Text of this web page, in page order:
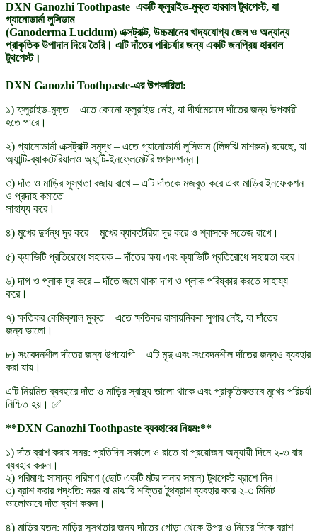
DXN Ganozhi Toothpaste একটি ফ্লুরাইড-মুক্ত হারবাল টুথপেস্ট, যা
গ্যানোডার্মা লুসিডাম
(Ganoderma Lucidum) এক্সট্রাক্ট, উচ্চমানের খাদ্যযোগ্য জেল ও অন্যান্য
প্রাকৃতিক উপাদান দিয়ে তৈরি। এটি দাঁতের পরিচর্যার জন্য একটি জনপ্রিয় হারবাল
টুথপেস্ট।
DXN Ganozhi Toothpaste-এর উপকারিতা:
১) ফ্লুরাইড-মুক্ত – এতে কোনো ফ্লুরাইড নেই, যা দীর্ঘমেয়াদে দাঁতের জন্য উপকারী
হতে পারে।
২) গ্যানোডার্মা এক্সট্রাক্ট সমৃদ্ধ – এতে গ্যানোডার্মা লুসিডাম (লিঙ্গঝি মাশরুম) রয়েছে, যা
অ্যান্টি-ব্যাকটেরিয়ালও অ্যান্টি-ইনফ্লেমেটরি গুণসম্পন্ন।
৩) দাঁত ও মাড়ির সুস্থতা বজায় রাখে – এটি দাঁতকে মজবুত করে এবং মাড়ির ইনফেকশন
ও প্রদাহ কমাতে
সাহায্য করে।
৪) মুখের দুর্গন্ধ দূর করে – মুখের ব্যাকটেরিয়া দূর করে ও শ্বাসকে সতেজ রাখে।
৫) ক্যাভিটি প্রতিরোধে সহায়ক – দাঁতের ক্ষয় এবং ক্যাভিটি প্রতিরোধে সহায়তা করে।
৬) দাগ ও প্লাক দূর করে – দাঁতে জমে থাকা দাগ ও প্লাক পরিষ্কার করতে সাহায্য
করে।
৭) ক্ষতিকর কেমিক্যাল মুক্ত – এতে ক্ষতিকর রাসায়নিকবা সুগার নেই, যা দাঁতের
জন্য ভালো।
৮) সংবেদনশীল দাঁতের জন্য উপযোগী – এটি মৃদু এবং সংবেদনশীল দাঁতের জন্যও ব্যবহার
করা যায়।
এটি নিয়মিত ব্যবহারে দাঁত ও মাড়ির স্বাস্থ্য ভালো থাকে এবং প্রাকৃতিকভাবে মুখের পরিচর্যা
নিশ্চিত হয়। ✅
**DXN Ganozhi Toothpaste ব্যবহারের নিয়ম:**
১) দাঁত ব্রাশ করার সময়: প্রতিদিন সকালে ও রাতে বা প্রয়োজন অনুযায়ী দিনে ২-৩ বার
ব্যবহার করুন।
২) পরিমাণ: সামান্য পরিমাণ (ছোট একটি মটর দানার সমান) টুথপেস্ট ব্রাশে নিন।
৩) ব্রাশ করার পদ্ধতি: নরম বা মাঝারি শক্তির টুথব্রাশ ব্যবহার করে ২-৩ মিনিট
ভালোভাবে দাঁত ব্রাশ করুন।
৪) মাড়ির যত্ন: মাড়ির সুস্থতার জন্য দাঁতের গোড়া থেকে উপর ও নিচের দিকে ব্রাশ